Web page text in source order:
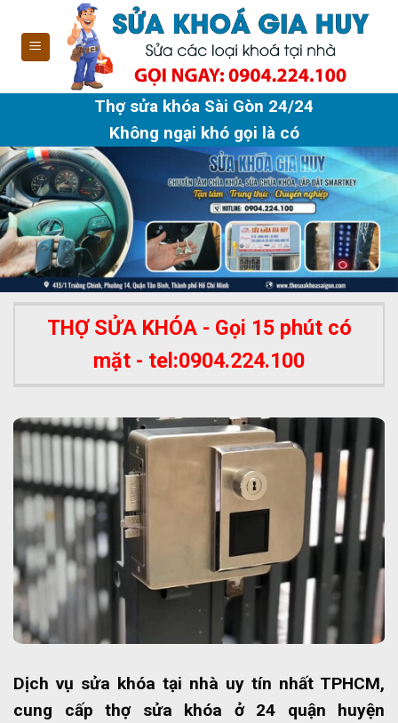
content
Thợ sửa khóa Sài Gòn 24/24
Không ngại khó gọi là có
Dịch vụ sửa khóa tại nhà uy tín nhất TPHCM,
cung cấp thợ sửa khóa ở 24 quận huyện
THỢ SỬA KHÓA - Gọi 15 phút có
mặt - tel:0904.224.100